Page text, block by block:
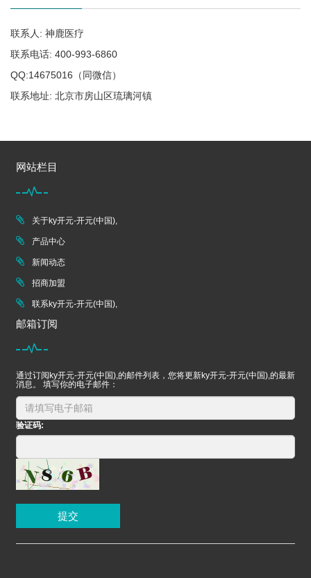
联系人: 神鹿医疗
联系电话: 400-993-6860
QQ:14675016（同微信）
联系地址: 北京市房山区琉璃河镇
网站栏目
关于ky开元-开元(中国),
产品中心
新闻动态
招商加盟
联系ky开元-开元(中国),
邮箱订阅
通过订阅ky开元-开元(中国),的邮件列表，您将更新ky开元-开元(中国),的最新
消息。 填写你的电子邮件：
验证码:
提交